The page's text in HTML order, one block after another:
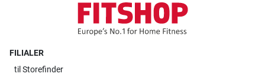
FILIALER
til Storefinder